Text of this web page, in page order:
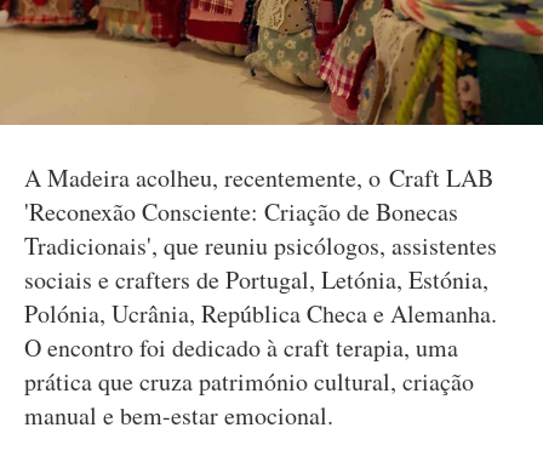
A Madeira acolheu, recentemente, o Craft LAB
'Reconexão Consciente: Criação de Bonecas
Tradicionais', que reuniu psicólogos, assistentes
sociais e crafters de Portugal, Letónia, Estónia,
Polónia, Ucrânia, República Checa e Alemanha.
O encontro foi dedicado à craft terapia, uma
prática que cruza património cultural, criação
manual e bem-estar emocional.